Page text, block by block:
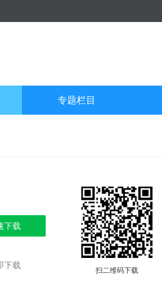
专题栏目
下载
下载
扫二维码下载